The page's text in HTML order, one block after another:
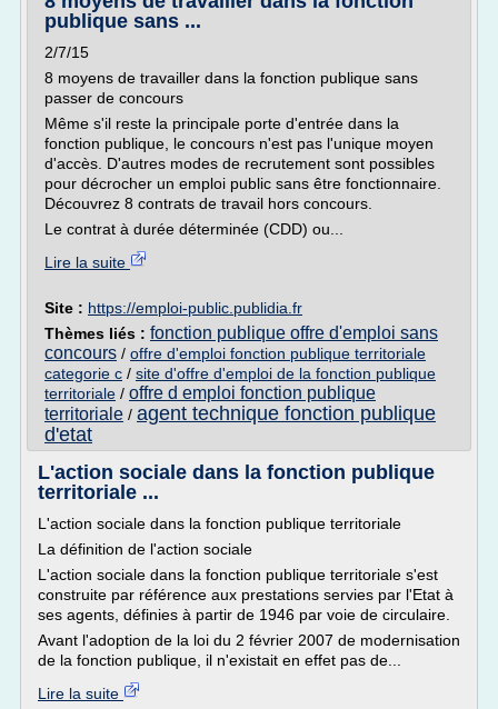
publique sans ...
2/7/15
8 moyens de travailler dans la fonction publique sans
passer de concours
Même s'il reste la principale porte d'entrée dans la
fonction publique, le concours n'est pas l'unique moyen
d'accès. D'autres modes de recrutement sont possibles
pour décrocher un emploi public sans être fonctionnaire.
Découvrez 8 contrats de travail hors concours.
Le contrat à durée déterminée (CDD) ou...
Lire la suite
Site : https://emploi-public.publidia.fr
Thèmes liés : fonction publique offre d'emploi sans
concours / offre d'emploi fonction publique territoriale
categorie c / site d'offre d'emploi de la fonction publique
territoriale / offre d emploi fonction publique
territoriale / agent technique fonction publique
d'etat
L'action sociale dans la fonction publique
territoriale ...
L'action sociale dans la fonction publique territoriale
La définition de l'action sociale
L'action sociale dans la fonction publique territoriale s'est
construite par référence aux prestations servies par l'Etat à
ses agents, définies à partir de 1946 par voie de circulaire.
Avant l'adoption de la loi du 2 février 2007 de modernisation
de la fonction publique, il n'existait en effet pas de...
Lire la suite